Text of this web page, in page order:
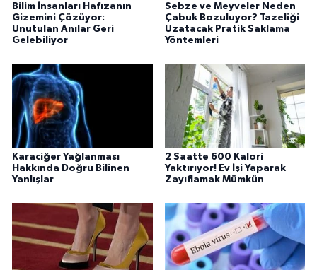
Bilim İnsanları Hafızanın
Gizemini Çözüyor:
Unutulan Anılar Geri
Gelebiliyor
Sebze ve Meyveler Neden
Çabuk Bozuluyor? Tazeliği
Uzatacak Pratik Saklama
Yöntemleri
Karaciğer Yağlanması
Hakkında Doğru Bilinen
Yanlışlar
2 Saatte 600 Kalori
Yaktırıyor! Ev İşi Yaparak
Zayıflamak Mümkün